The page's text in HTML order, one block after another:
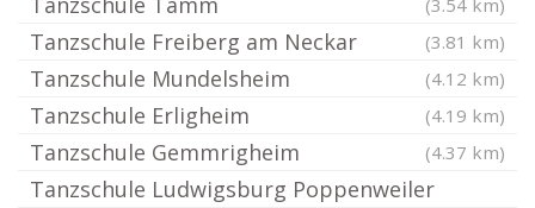
(3.54 km)
Tanzschule Freiberg am Neckar (3.81 km)
Tanzschule Mundelsheim (4.12 km)
Tanzschule Erligheim (4.19 km)
Tanzschule Gemmrigheim (4.37 km)
Tanzschule Ludwigsburg Poppenweiler